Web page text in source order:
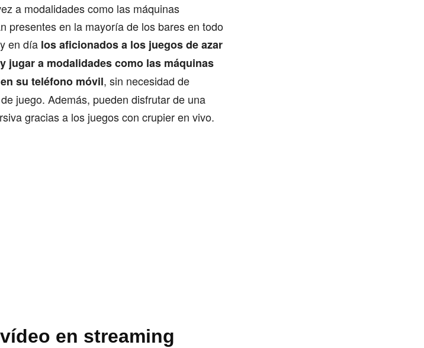
a modalidades como las máquinas
presentes en la mayoría de los bares en todo
en día los aficionados a los juegos de azar
jugar a modalidades como las máquinas
su teléfono móvil, sin necesidad de
juego. Además, pueden disfrutar de una
gracias a los juegos con crupier en vivo.
en streaming